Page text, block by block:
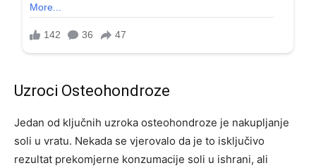
Uzroci Osteohondroze
Jedan od ključnih uzroka osteohondroze je nakupljanje
soli u vratu. Nekada se vjerovalo da je to isključivo
rezultat prekomjerne konzumacije soli u ishrani, ali